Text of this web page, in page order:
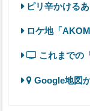
ピリ辛かける
ロケ地「
これまでの
Google地図